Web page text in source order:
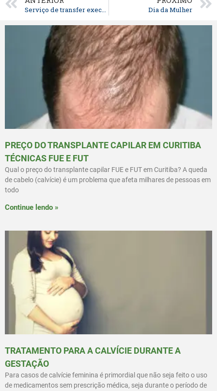
Serviço de transfer executivo Dia da Mulher
PREÇO DO TRANSPLANTE CAPILAR EM CURITIBA
TÉCNICAS FUE E FUT
Qual o preço do transplante capilar FUE e FUT em Curitiba? A queda
de cabelo (calvície) é um problema que afeta milhares de pessoas em
todo
Continue lendo »
TRATAMENTO PARA A CALVÍCIE DURANTE A
GESTAÇÃO
Para casos de calvície feminina é primordial que não seja feito o uso
de medicamentos sem prescrição médica, seja durante o período de